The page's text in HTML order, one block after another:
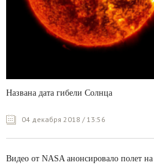
Названа дата гибели Солнца
04 декабря 2018 / 13:56
Видео от NASA анонсировало полет